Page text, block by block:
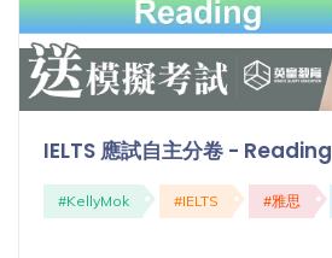
IELTS 應試自主分卷 - Reading
#KellyMok #IELTS #雅思